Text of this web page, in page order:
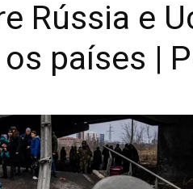
Rússia e
países |